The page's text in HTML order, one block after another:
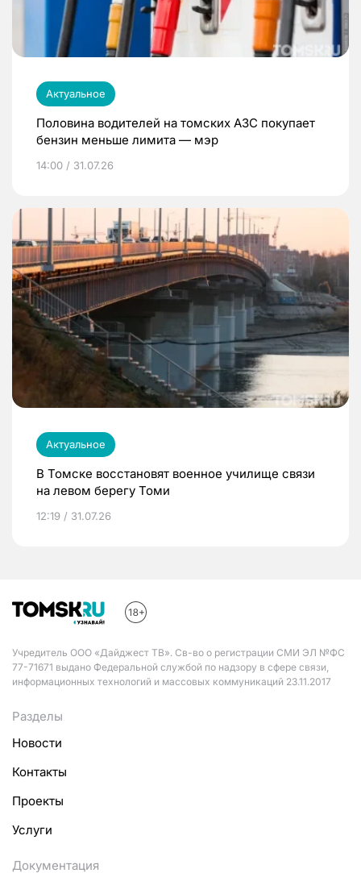
Актуальное
Половина водителей на томских АЗС покупает
бензин меньше лимита — мэр
14:00 / 31.07.26
Актуальное
В Томске восстановят военное училище связи
на левом берегу Томи
12:19 / 31.07.26
Учредитель ООО «Дайджест ТВ». Св-во о регистрации СМИ ЭЛ №ФС
77-71671 выдано Федеральной службой по надзору в сфере связи,
информационных технологий и массовых коммуникаций 23.11.2017
Разделы
Новости
Контакты
Проекты
Услуги
Документация